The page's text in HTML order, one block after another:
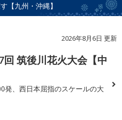
【九州・沖縄】
2026年8月6日 更新
回 筑後川花火大会【中
発、西日本屈指のスケールの大